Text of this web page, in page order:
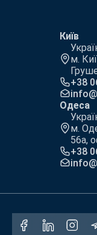
Київ
м.
+38
Одеса
м.
56а,
+38